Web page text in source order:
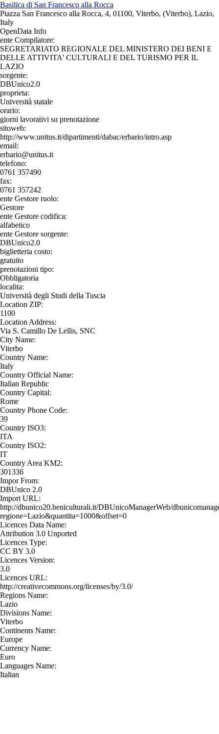
Basilica di San Francesco alla Rocca
Piazza San Francesco alla Rocca, 4, 01100, Viterbo, (Viterbo), Lazio,
Italy
OpenData Info
ente Compilatore:
SEGRETARIATO REGIONALE DEL MINISTERO DEI BENI E
DELLE ATTIVITA' CULTURALI E DEL TURISMO PER IL
LAZIO
sorgente:
DBUnico2.0
proprieta:
Università statale
orario:
giorni lavorativi su prenotazione
sitoweb:
http://www.unitus.it/dipartimenti/dabac/erbario/intro.asp
email:
erbario@unitus.it
telefono:
0761 357490
fax:
0761 357242
ente Gestore ruolo:
Gestore
ente Gestore codifica:
alfabetico
ente Gestore sorgente:
DBUnico2.0
biglietteria costo:
gratuito
prenotazioni tipo:
Obbligatoria
localita:
Università degli Studi della Tuscia
Location ZIP:
1100
Location Address:
Via S. Camillo De Lellis, SNC
City Name:
Viterbo
Country Name:
Italy
Country Official Name:
Italian Republic
Country Capital:
Rome
Country Phone Code:
39
Country ISO3:
ITA
Country ISO2:
IT
Country Area KM2:
301336
Impor From:
DBUnico 2.0
Import URL:
http://dbunico20.beniculturali.it/DBUnicoManagerWeb/
regione=Lazio&quantita=1000&offset=0
Licences Data Name:
Attribution 3.0 Unported
Licences Type:
CC BY 3.0
Licences Version:
3.0
Licences URL:
http://creativecommons.org/licenses/by/3.0/
Regions Name:
Lazio
Divisions Name:
Viterbo
Continents Name:
Europe
Currency Name:
Euro
Languages Name:
Italian